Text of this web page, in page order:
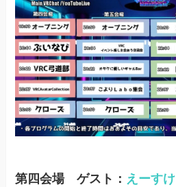
第四会場 ゲスト： えーすけ